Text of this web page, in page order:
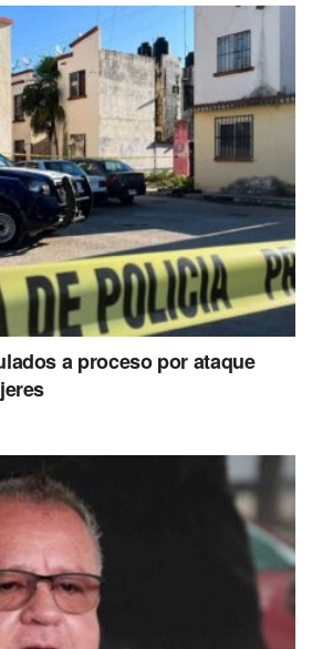
estado de Morelos. Asimismo, hay
en Sonora, dos en Yucatán, una en
Jalisco, una en Nayarit, una en
281 contagios de la
por el mosquito Aedes Aegypti.
en 19 de las 32 entidades
Roo SESA
a proceso por ataque